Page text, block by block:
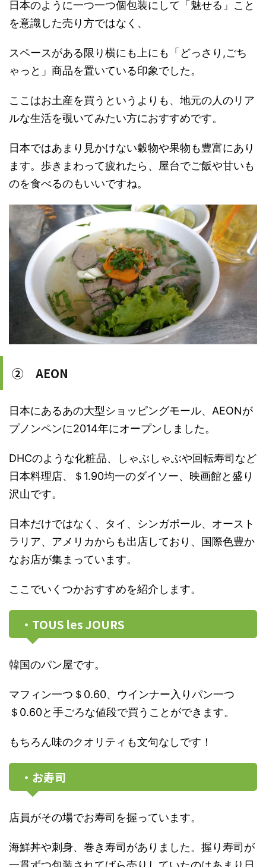
日本のように一つ一つ個包装にして「魅せる」こと
を意識した売り方ではなく、
スペースがある限り横にも上にも「どっさり,ごち
ゃっと」商品を置いている印象でした。
ここはお土産を買うというよりも、地元の人のリア
ルな生活を覗いてみたい方におすすめです。
日本ではあまり見かけない穀物や果物も豊富にあり
ます。歩きまわって疲れたら、屋台でご飯や甘いも
のを食べるのもいいですね。
② AEON
日本にあるあの大型ショッピングモール、AEONが
プノンペンに2014年にオープンしました。
DHCのような化粧品、しゃぶしゃぶや回転寿司など
日本料理店、＄1.90均一のダイソー、映画館と盛り
沢山です。
日本だけではなく、タイ、シンガポール、オースト
ラリア、アメリカからも出店しており、国際色豊か
なお店が集まっています。
ここでいくつかおすすめを紹介します。
・TOUS les JOURS
韓国のパン屋です。
マフィン一つ＄0.60、ウインナー入りパン一つ
＄0.60と手ごろな値段で買うことができます。
もちろん味のクオリティも文句なしです！
・お寿司
店員がその場でお寿司を握っています。
海鮮丼や刺身、巻き寿司がありました。握り寿司が